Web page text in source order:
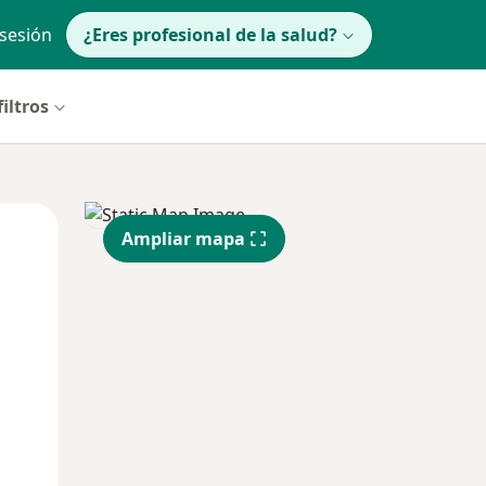
¿Eres profesional de la salud?
Mié
12 Ago
Jue
13 Ago
Ampliar mapa